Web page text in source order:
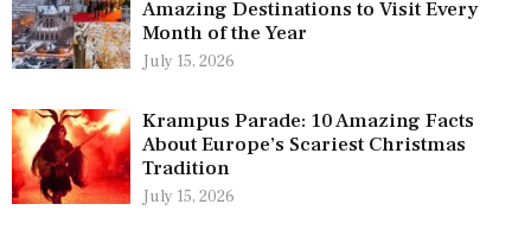
Amazing Destinations to Visit Every
Month of the Year
July 15, 2026
Krampus Parade: 10 Amazing Facts
About Europe’s Scariest Christmas
Tradition
July 15, 2026